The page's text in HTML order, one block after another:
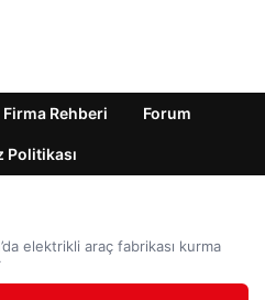
Firma Rehberi Forum
Politikası
elektrikli araç fabrikası kurma